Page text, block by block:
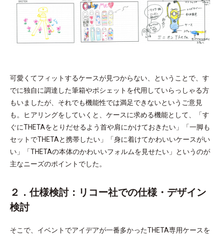
可愛くてフィットするケースが見つからない、ということで、す
でに独自に調達した筆箱やポシェットを代用していらっしゃる方
もいましたが、それでも機能性では満足できないというご意見
も。ヒアリングをしていくと、ケースに求める機能として、「す
ぐにTHETAをとりだせるよう首や肩にかけておきたい」「一脚も
セットでTHETAと携帯したい」「身に着けてかわいいケースがい
い」「THETAの本体のかわいいフォルムを見せたい」というのが
主なニーズのポイントでした。
２．仕様検討：リコー社での仕様・デザイン
検討
そこで、イベントでアイデアが一番多かったTHETA専用ケースを